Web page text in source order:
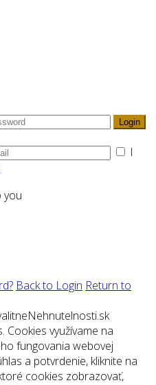
Login
I
you
Back to Login Return to
Cookies využívame na
fungovania webovej
a potvrdenie, kliknite na
cookies zobrazovať,